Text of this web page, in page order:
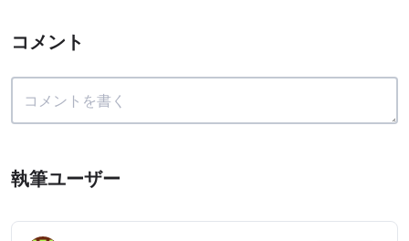
コメント
執筆ユーザー